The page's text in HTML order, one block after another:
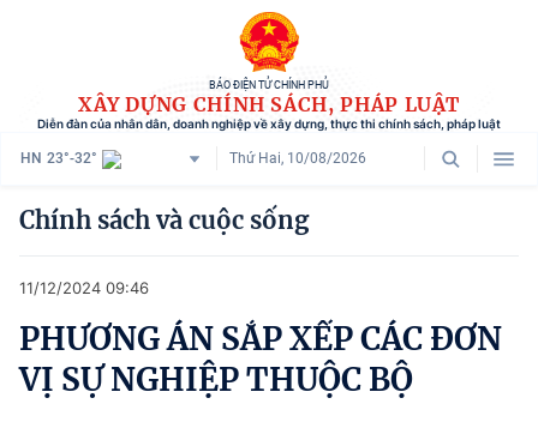
BÁO ĐIỆN TỬ CHÍNH PHỦ
XÂY DỰNG CHÍNH SÁCH, PHÁP LUẬT
Diễn đàn của nhân dân, doanh nghiệp về xây dựng, thực thi chính sách, pháp luật
HN 23°-32° Thứ Hai, 10/08/2026
Danh mục
Tham vấn chính sách
Người dân góp ý
Chính sách và cuộc sống
11/12/2024 09:46
PHƯƠNG ÁN SẮP XẾP CÁC ĐƠN
VỊ SỰ NGHIỆP THUỘC BỘ